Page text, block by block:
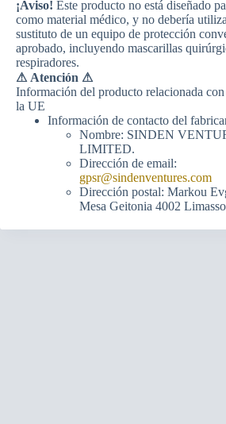
¡Aviso! Este producto no está diseñado
como material médico, y no debería
sustituto de un equipo de protección
aprobado, incluyendo mascarillas
respiradores.
⚠ Atención ⚠
Información del producto relacionada
la UE
Información de contacto del
Nombre: SINDEN
LIMITED.
Dirección de email:
gpsr@sindenventures.com
Dirección postal: Markou
Mesa Geitonia 4002